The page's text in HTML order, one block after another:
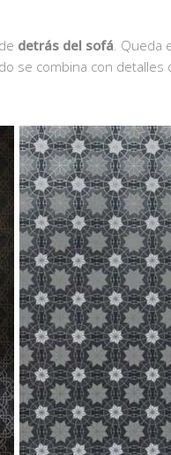
detrás del sofá .
se combina con